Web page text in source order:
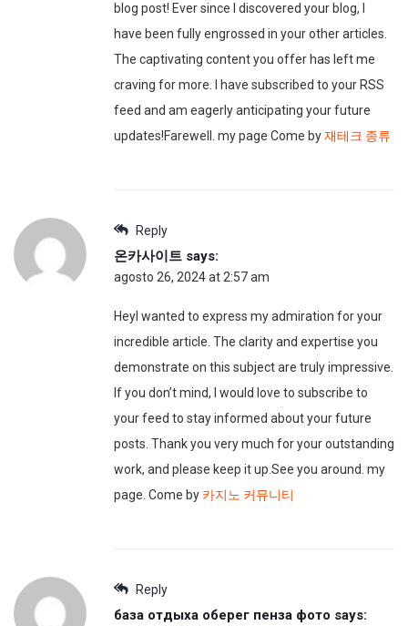
blog post! Ever since I discovered your blog, I
have been fully engrossed in your other articles.
The captivating content you offer has left me
craving for more. I have subscribed to your RSS
feed and am eagerly anticipating your future
updates!Farewell. my page Come by재테크 종류
Reply
온카사이트 says:
agosto 26, 2024 at 2:57 am
HeyI wanted to express my admiration for your
incredible article. The clarity and expertise you
demonstrate on this subject are truly impressive.
If you don’t mind, I would love to subscribe to
your feed to stay informed about your future
posts. Thank you very much for your outstanding
work, and please keep it up.See you around. my
page. Come by 카지노 커뮤니티
Reply
база отдыха оберег пенза фото says: